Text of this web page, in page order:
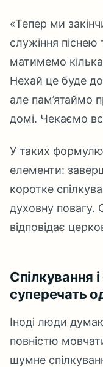
«Тепер ми
служіння
матимемо
Нехай це буде
але пам’ятаймо
домі. Чекаємо
У таких
елементи:
коротке
духовну
відповідає
Спілкування
суперечать
Іноді люди
повністю
шумне